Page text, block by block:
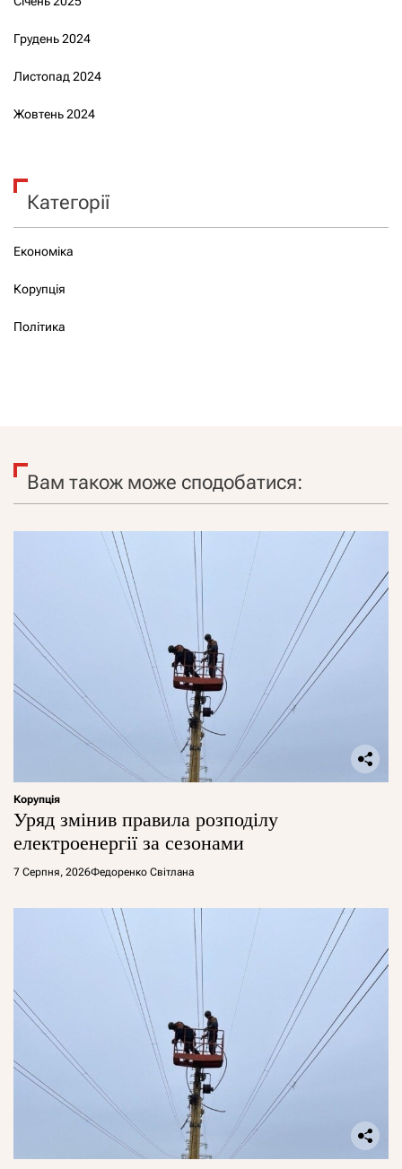
Грудень 2024
Листопад 2024
Жовтень 2024
Категорії
Економіка
Корупція
Політика
Вам також може сподобатися:
Корупція
Уряд змінив правила розподілу
електроенергії за сезонами
7 Серпня, 2026Федоренко Світлана